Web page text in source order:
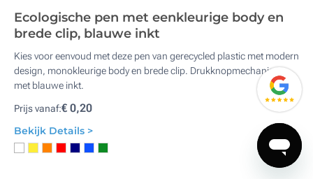
Ecologische pen met eenkleurige body en
brede clip, blauwe inkt
Kies voor eenvoud met deze pen van gerecycled plastic met modern
design, monokleurige body en brede clip. Drukknopmechanisme
met blauwe inkt.
Prijs vanaf:€ 0,20
Bekijk Details >